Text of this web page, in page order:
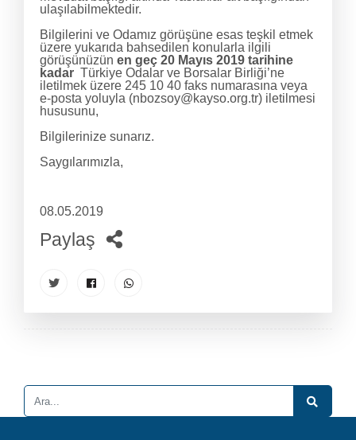
ulaşılabilmektedir.
Bilgilerini ve Odamız görüşüne esas teşkil etmek
üzere yukarıda bahsedilen konularla ilgili
görüşünüzün en geç 20 Mayıs 2019 tarihine
kadar Türkiye Odalar ve Borsalar Birliği’ne
iletilmek üzere 245 10 40 faks numarasına veya
e-posta yoluyla (nbozsoy@kayso.org.tr) iletilmesi
hususunu,
Bilgilerinize sunarız.
Saygılarımızla,
08.05.2019
Paylaş